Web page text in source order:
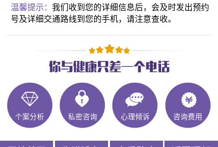
温馨提示：我们收到您的详细信息后，会及时发出预约
号及详细交通路线到您的手机，请注意查收。
个案分析 私密咨询 心理倾诉 咨询费用